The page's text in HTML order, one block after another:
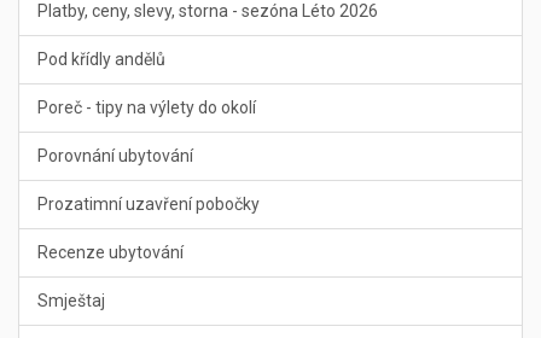
Platby, ceny, slevy, storna - sezóna Léto 2026
Pod křídly andělů
Poreč - tipy na výlety do okolí
Porovnání ubytování
Prozatimní uzavření pobočky
Recenze ubytování
Smještaj